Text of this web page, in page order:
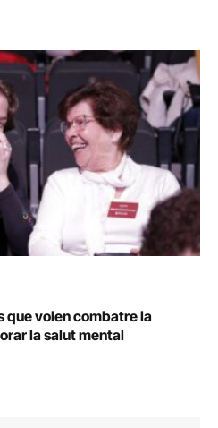
que volen combatre la
la salut mental